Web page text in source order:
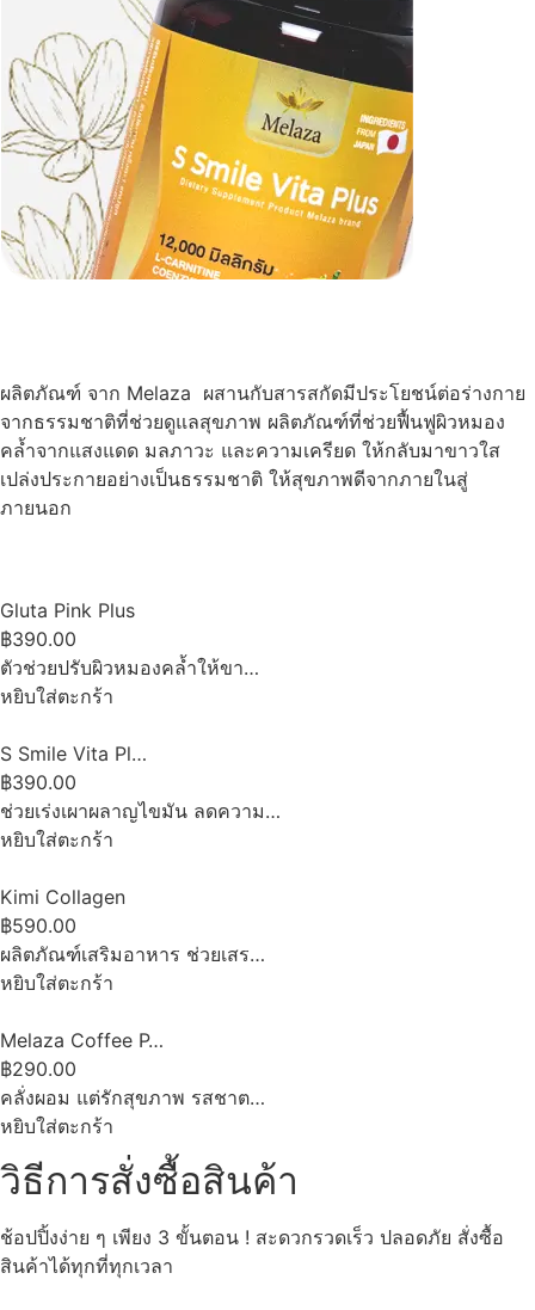
ผลิตภัณฑ์ จาก Melaza ผสานกับสารสกัดมีประโยชน์ต่อร่างกาย
จากธรรมชาติที่ช่วยดูแลสุขภาพ ผลิตภัณฑ์ที่ช่วยฟื้นฟูผิวหมอง
คล้ำจากแสงแดด มลภาวะ และความเครียด ให้กลับมาขาวใส
เปล่งประกายอย่างเป็นธรรมชาติ ให้สุขภาพดีจากภายในสู่
ภายนอก
Gluta Pink Plus
฿390.00
ตัวช่วยปรับผิวหมองคล้ำให้ขา…
หยิบใส่ตะกร้า
S Smile Vita Pl…
฿390.00
ช่วยเร่งเผาผลาญไขมัน ลดความ…
หยิบใส่ตะกร้า
Kimi Collagen
฿590.00
ผลิตภัณฑ์เสริมอาหาร ช่วยเสร…
หยิบใส่ตะกร้า
Melaza Coffee P…
฿290.00
คลั่งผอม แต่รักสุขภาพ รสชาต…
หยิบใส่ตะกร้า
วิธีการสั่งซื้อสินค้า
ช้อปปิ้งง่าย ๆ เพียง 3 ขั้นตอน ! สะดวกรวดเร็ว ปลอดภัย สั่งซื้อ
สินค้าได้ทุกที่ทุกเวลา